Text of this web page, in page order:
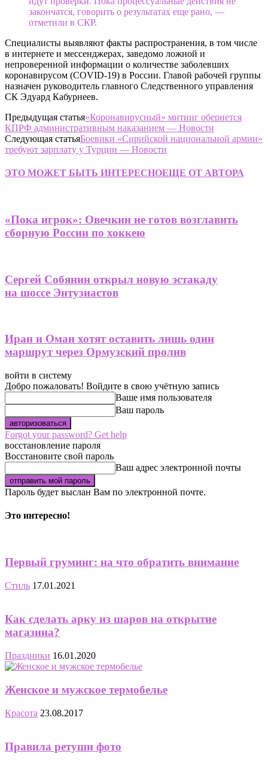
закончатся, говорить о результатах еще рано, —
отметили в СКР.
Специалисты выявляют факты распространения, в том числе
в интернете и мессенджерах, заведомо ложной и
непроверенной информации о количестве заболевших
коронавирусом (COVID-19) в России. Главой рабочей группы
назначен руководитель главного Следственного управления
СК Эдуард Кабурнеев.
Предыдущая статья«Коронавирусный» митинг обернется
КПРФ административным наказанием — Новости
Следующая статьяБоевики «Сирийской национальной армии»
требуют зарплату у Турции — Новости
ЭТО МОЖЕТ БЫТЬ ИНТЕРЕСНОЕЩЕ ОТ АВТОРА
«Пока игрок»: Овечкин не готов возглавить
сборную России по хоккею
Сергей Собянин открыл новую эстакаду
на шоссе Энтузиастов
Иран и Оман хотят оставить лишь один
маршрут через Ормузский пролив
войти в систему
Добро пожаловать! Войдите в свою учётную запись
Ваше имя пользователя
Ваш пароль
Forgot your password? Get help
восстановление пароля
Восстановите свой пароль
Ваш адрес электронной почты
Пароль будет выслан Вам по электронной почте.
Это интересно!
Первый груминг: на что обратить внимание
Стиль 17.01.2021
Как сделать арку из шаров на открытие
магазина?
Праздники 16.01.2020
Женское и мужское термобелье
Красота 23.08.2017
Правила ретуши фото